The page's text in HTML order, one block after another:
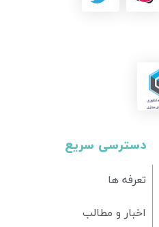
دسترسی سریع
تعرفه ها
اخبار و مطالب